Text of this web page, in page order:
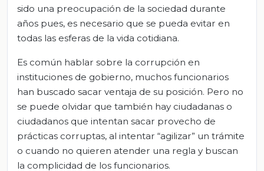
sido una preocupación de la sociedad durante
años pues, es necesario que se pueda evitar en
todas las esferas de la vida cotidiana.
Es común hablar sobre la corrupción en
instituciones de gobierno, muchos funcionarios
han buscado sacar ventaja de su posición. Pero no
se puede olvidar que también hay ciudadanas o
ciudadanos que intentan sacar provecho de
prácticas corruptas, al intentar “agilizar” un trámite
o cuando no quieren atender una regla y buscan
la complicidad de los funcionarios.